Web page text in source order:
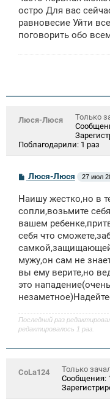
остро Для вас
равновесие Уйти
поговорить обо
Люся-Люся
Только
Поблагодарили: 1 раз
С
б
щ
н
и
Люся-Люся 27 июл
Наишу жестко,но в
сопли,возьмите
вашем
себя что
самкой,защищающей
мужу,он сам не
вы ему верите,но
это
Последний раз
редактировалось 1 раз.
CoLa124
Только
Сообщения: